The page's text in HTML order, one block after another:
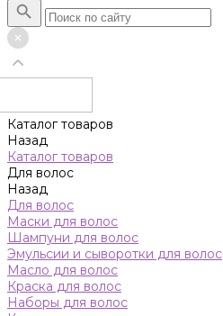
Каталог товаров
Назад
Каталог товаров
Для волос
Назад
Для волос
Маски для волос
Шампуни для волос
Эмульсии и сыворотки для волос
Масло для волос
Краска для волос
Наборы для волос